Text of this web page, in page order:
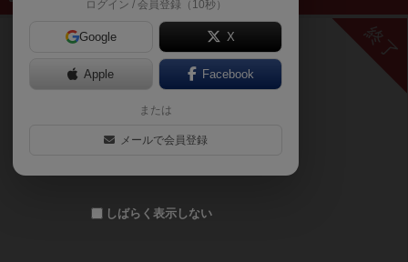
終了
ログイン / 会員登録（10秒）
Google X
Apple Facebook
または
メールで会員登録
しばらく表示しない